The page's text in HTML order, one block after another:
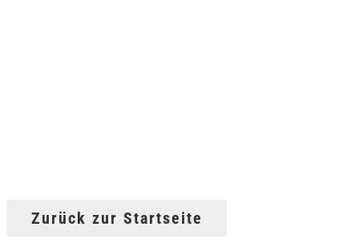
Zurück zur Startseite